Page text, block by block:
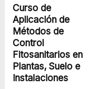
Curso de
Aplicación de
Métodos de
Control
Fitosanitarios en
Plantas, Suelo e
Instalaciones